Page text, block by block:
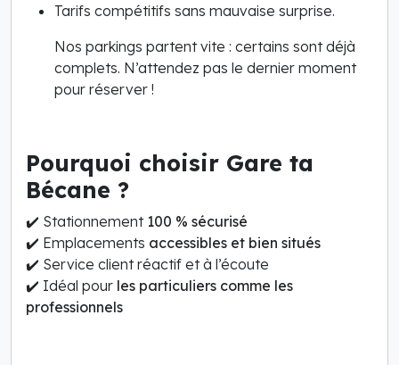
Tarifs compétitifs sans mauvaise surprise.
Nos parkings partent vite : certains sont déjà
complets. N’attendez pas le dernier moment
pour réserver !
Pourquoi choisir Gare ta
Bécane ?
✔️ Stationnement 100 % sécurisé
✔️ Emplacements accessibles et bien situés
✔️ Service client réactif et à l’écoute
✔️ Idéal pour les particuliers comme les
professionnels